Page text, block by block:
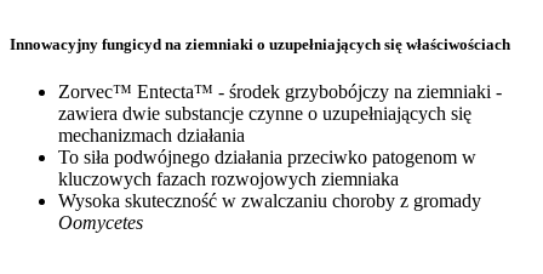
Innowacyjny fungicyd na ziemniaki o uzupełniających się właściwościach
Zorvec™ Entecta™ - środek grzybobójczy na ziemniaki -
zawiera dwie substancje czynne o uzupełniających się
mechanizmach działania
To siła podwójnego działania przeciwko patogenom w
kluczowych fazach rozwojowych ziemniaka
Wysoka skuteczność w zwalczaniu choroby z gromady
Oomycetes